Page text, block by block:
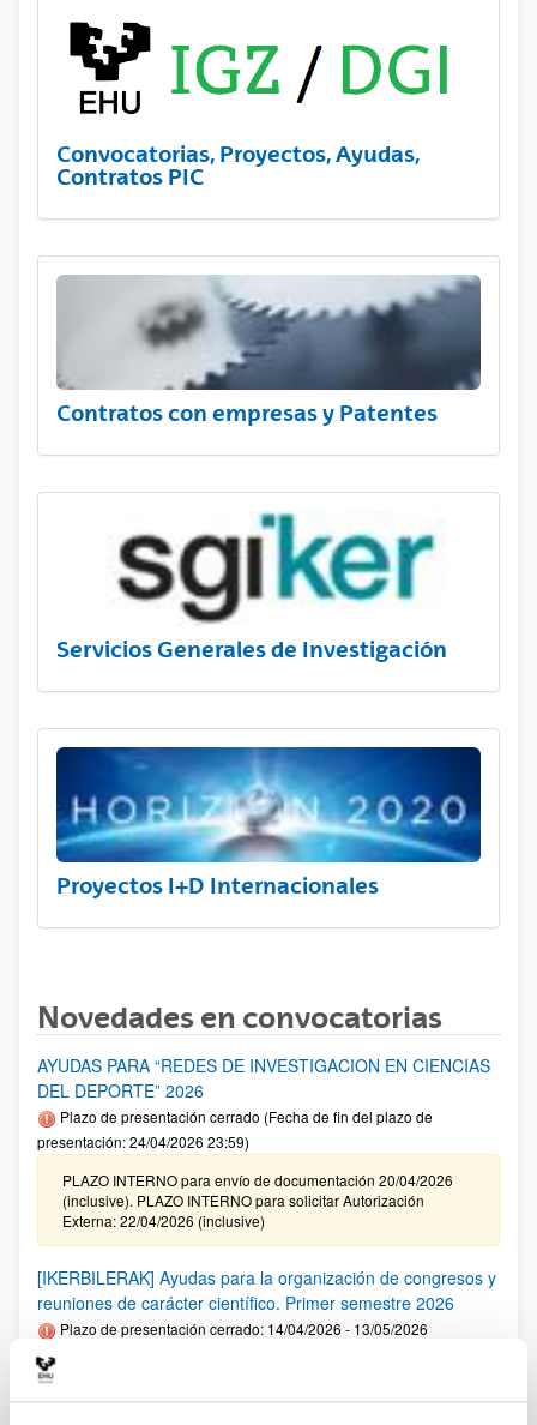
Convocatorias, Proyectos, Ayudas,
Contratos PIC
Contratos con empresas y Patentes
Servicios Generales de Investigación
Proyectos I+D Internacionales
Novedades en convocatorias
AYUDAS PARA “REDES DE INVESTIGACION EN CIENCIAS
DEL DEPORTE” 2026
Plazo de presentación cerrado (Fecha de fin del plazo de
presentación: 24/04/2026 23:59)
PLAZO INTERNO para envío de documentación 20/04/2026
(inclusive). PLAZO INTERNO para solicitar Autorización
Externa: 22/04/2026 (inclusive)
[IKERBILERAK] Ayudas para la organización de congresos y
reuniones de carácter científico. Primer semestre 2026
Plazo de presentación cerrado: 14/04/2026 - 13/05/2026